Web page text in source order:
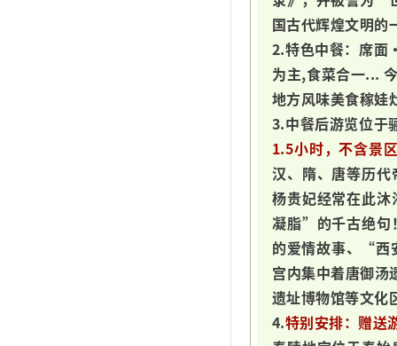
国古代辉煌文明的
2.特色中餐：席面
为主,食菜合一...
地方风味美食稼娃
3.中餐后游览位于
1.5小时，不含景
汉、隋、唐等历
杨贵妃经常在此
凝脂”的千古绝句
的爱情故事、“西
宫内集中着唐御
遗址博物馆等文化
4.特别安排：赠送